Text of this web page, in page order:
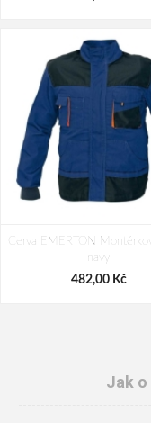
Cerva EMERTON
navy
482,00 Kč
Jak o